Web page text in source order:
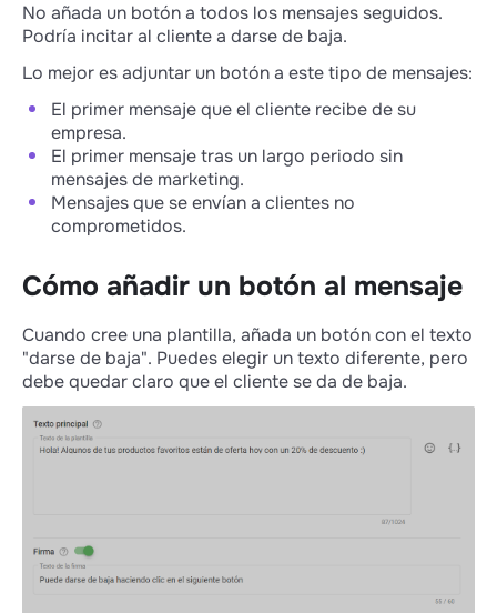
No añada un botón a todos los mensajes seguidos.
Podría incitar al cliente a darse de baja.
Lo mejor es adjuntar un botón a este tipo de mensajes:
El primer mensaje que el cliente recibe de su
empresa.
El primer mensaje tras un largo periodo sin
mensajes de marketing.
Mensajes que se envían a clientes no
comprometidos.
Cómo añadir un botón al mensaje
Cuando cree una plantilla, añada un botón con el texto
"darse de baja". Puedes elegir un texto diferente, pero
debe quedar claro que el cliente se da de baja.